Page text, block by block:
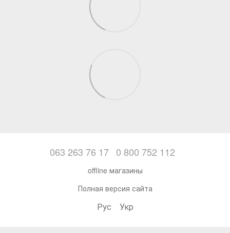
063 263 76 17 0 800 752 112
offline магазины
Полная версия сайта
Рус Укр